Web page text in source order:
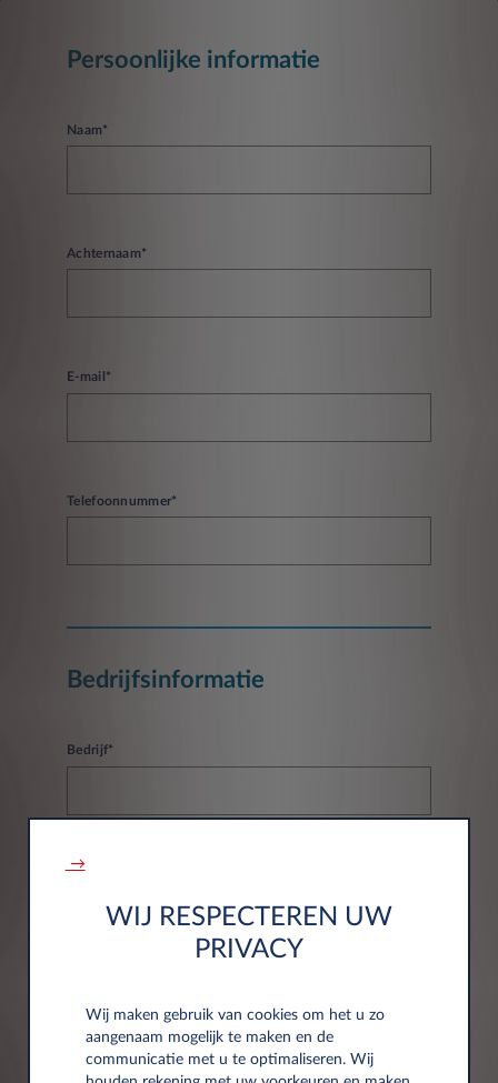
Persoonlijke informatie
Naam*
Achternaam*
E-mail*
Telefoonnummer*
Bedrijfsinformatie
Bedrijf*
Btw-nummer*
Adresgegevens
→
WIJ RESPECTEREN UW
PRIVACY
Wij maken gebruik van cookies om het u zo
aangenaam mogelijk te maken en de
communicatie met u te optimaliseren. Wij